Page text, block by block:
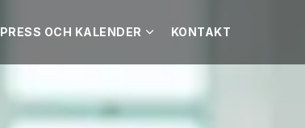
PRESS OCH KALENDER KONTAKT